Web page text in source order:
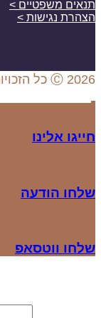
תנאים משפטיים >
הצהרת נגישות >
Ⓒ 2026 כל הזכויות שמורות - קבוצת דורות
חייגו אלינו
שלחו הודעה
שלחו ווטסאפ